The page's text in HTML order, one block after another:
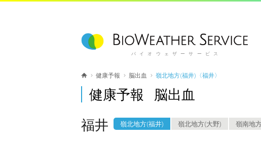
バイオウェザーサービス
健康予報 脳出血 嶺北地方(福井)〈福井〉
健康予報 脳出血
福井 嶺北地方(福井) 嶺北地方(大野) 嶺南地